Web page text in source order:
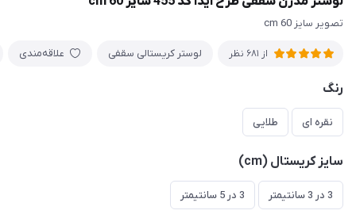
تصویر سایز 60 cm
از 681 نظر لوستر کریستالی سقفی علاقه‌مندی
رنگ
نقره ای طلایی
سایز کریستال (cm)
3 در 3 سانتیمتر 3 در 5 سانتیمتر